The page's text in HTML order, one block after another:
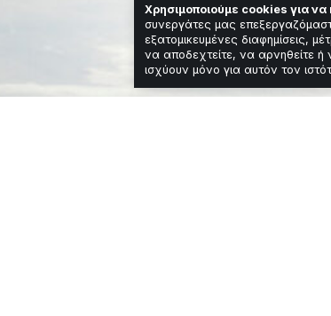
Χρησιμοποιούμε cookies για
συνεργάτες μας
εξατομικευμένες διαφημίσεις,
να αποδεχτείτε, να αρνηθείτε ή
ισχύουν μόνο για αυτόν τον